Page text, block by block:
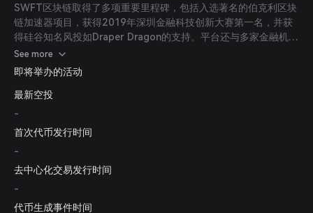
SWFT区块链取得了多项重要里程碑，包括入选著名的伯克利区块
链加速器项目，获得2019年深圳金融科技创新大赛第一名，并获
得硅谷知名风投如Draper Dragon的支持。平台还与多家金融机构
和区块链项目建立了战略合作伙伴关系，以提升服务和影响力。
See more
即将举办的活动
最新空投
-
首次代币发行时间
-
去中心化交易发行时间
-
代币生成事件时间